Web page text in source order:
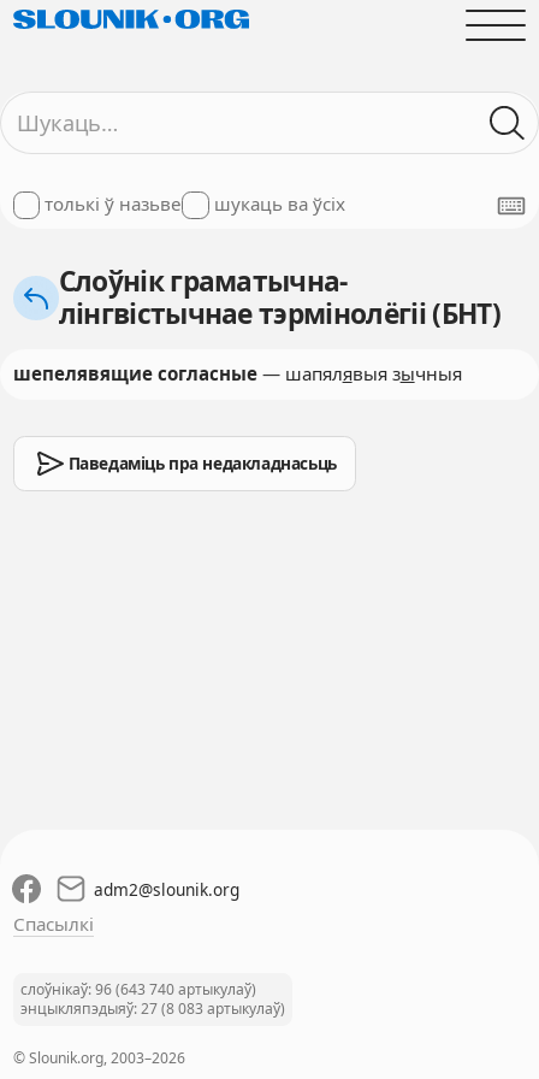
толькі ў назьве шукаць ва ўсіх
Слоўнік граматычна-
лінгвістычнае тэрмінолёгіі (БНТ)
шепелявящие согласные— шапялявыя зычныя
Паведаміць пра недакладнасьць
adm2@slounik.org
Спасылкі
слоўнікаў: 96 (643 740 артыкулаў)
энцыкляпэдыяў: 27 (8 083 артыкулаў)
© Slounik.org, 2003–2026